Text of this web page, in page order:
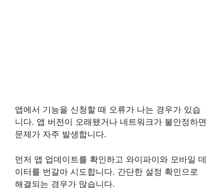
앱에서 기능을 신청할 때 오류가 나는 경우가 있습
니다. 앱 버전이 오래됐거나 네트워크가 불안정하면
문제가 자주 발생합니다.
먼저 앱 업데이트를 확인하고 와이파이와 모바일 데
이터를 번갈아 시도합니다. 간단한 설정 확인으로
해결되는 경우가 많습니다.